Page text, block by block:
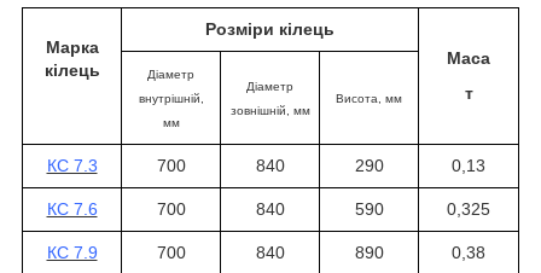
Марка
кілець
Розміри кілець
Маса
т
Діаметр
внутрішній,
мм
Діаметр
зовнішній, мм
Висота , мм
КС 7.3 700 840 290 0,13
КС 7.6 700 840 590 0,325
КС 7.9 700 840 890 0,38